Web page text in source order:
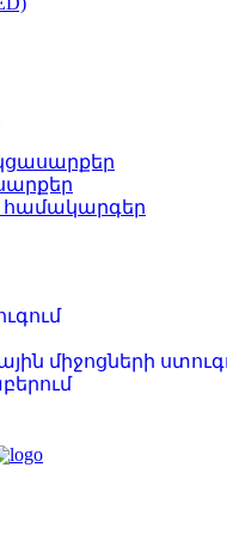
միջոցների